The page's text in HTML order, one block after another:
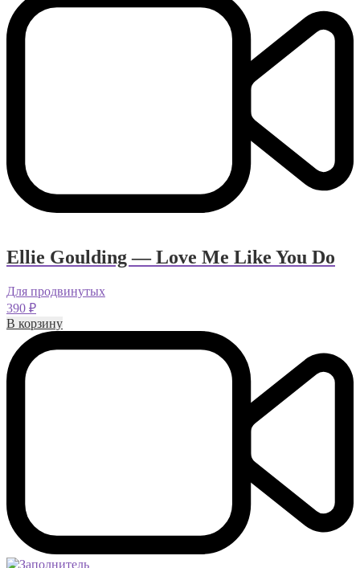
500 ₽.
Ellie Goulding — Love Me Like You Do
Для продвинутых
390 ₽
В корзину